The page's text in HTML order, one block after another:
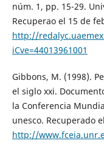
núm. 1, pp. 15-29.
Recuperao el 15 de
http://
iCve=44013961001
Gibbons, M. (1998).
el siglo xxi.
la Conferencia
unesco. Recuperado
http://